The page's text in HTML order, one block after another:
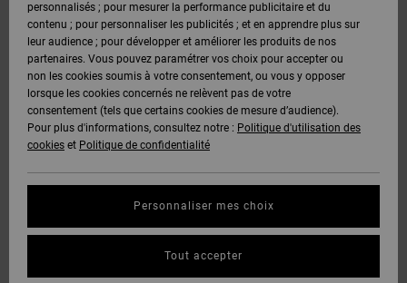
personnalisés ; pour mesurer la performance publicitaire et du
contenu ; pour personnaliser les publicités ; et en apprendre plus sur
leur audience ; pour développer et améliorer les produits de nos
partenaires. Vous pouvez paramétrer vos choix pour accepter ou
non les cookies soumis à votre consentement, ou vous y opposer
lorsque les cookies concernés ne relèvent pas de votre
consentement (tels que certains cookies de mesure d’audience).
Pour plus d'informations, consultez notre : Politique d'utilisation des
cookies et Politique de confidentialité
Personnaliser mes choix
Tout accepter